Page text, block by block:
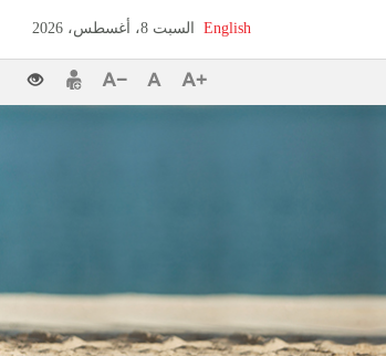
English السبت 8، أغسطس، 2026